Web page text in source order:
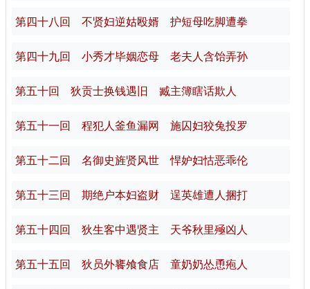
第四十八回 不贤妇逆姑殴婿 护短母吃脚遭拳
第四十九回 小秀才毕姻恋母 老夫人含饴弄孙
第五十回 狄贡士换钱遇旧 臧主簿瞎话欺人
第五十一回 程犯人釜鱼漏网 施囚妇狡兔投罗
第五十二回 名御史旌贤风世 悍妒妇怙恶乖伦
第五十三回 期绝户本妇盗财 逞英雄遭人捆打
第五十四回 狄生客中遇贤主 天爷秋里殛凶人
第五十五回 狄员外饔飧食店 童奶奶怂恿疱人